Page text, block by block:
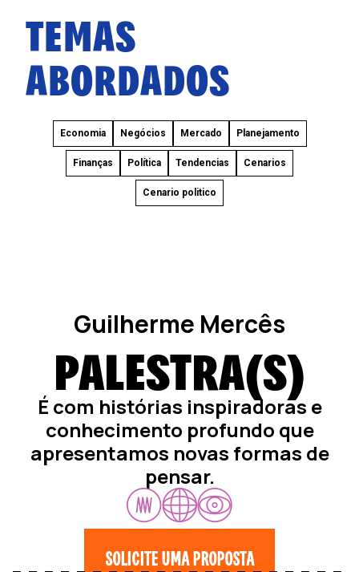
TEMAS
ABORDADOS
Economia Negócios Mercado Planejamento
Finanças Política Tendencias Cenarios
Cenario politico
Guilherme Mercês
PALESTRA(S)
É com histórias inspiradoras e
conhecimento profundo que
apresentamos novas formas de
pensar.
SOLICITE UMA PROPOSTA